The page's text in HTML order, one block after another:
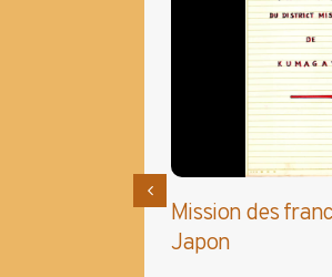
Mission des
Japon